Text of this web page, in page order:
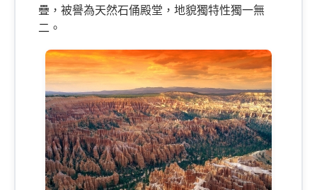
疊，被譽為天然石俑殿堂，地貌獨特性獨一無
二。